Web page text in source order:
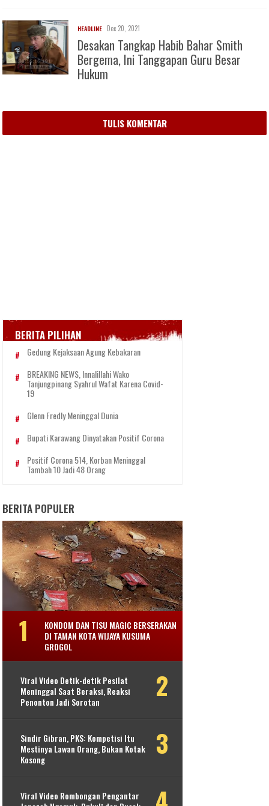
HEADLINE Dec 20, 2021
Desakan Tangkap Habib Bahar Smith
Bergema, Ini Tanggapan Guru Besar
Hukum
TULIS KOMENTAR
BERITA PILIHAN
Gedung Kejaksaan Agung Kebakaran
BREAKING NEWS, Innalillahi Wako
Tanjungpinang Syahrul Wafat Karena Covid-
19
Glenn Fredly Meninggal Dunia
Bupati Karawang Dinyatakan Positif Corona
Positif Corona 514, Korban Meninggal
Tambah 10 Jadi 48 Orang
BERITA POPULER
KONDOM DAN TISU MAGIC BERSERAKAN
DI TAMAN KOTA WIJAYA KUSUMA
GROGOL
Viral Video Detik-detik Pesilat
Meninggal Saat Beraksi, Reaksi
Penonton Jadi Sorotan
Sindir Gibran, PKS: Kompetisi Itu
Mestinya Lawan Orang, Bukan Kotak
Kosong
Viral Video Rombongan Pengantar